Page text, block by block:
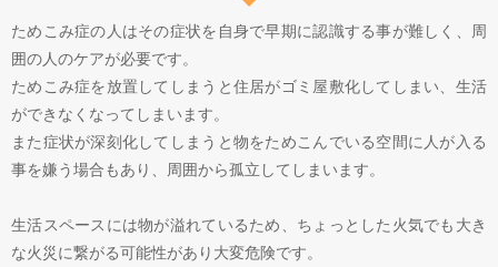
ためこみ症の人はその症状を自身で早期に認識する事が難しく、周
囲の人のケアが必要です。
ためこみ症を放置してしまうと住居がゴミ屋敷化してしまい、生活
ができなくなってしまいます。
また症状が深刻化してしまうと物をためこんでいる空間に人が入る
事を嫌う場合もあり、周囲から孤立してしまいます。
生活スペースには物が溢れているため、ちょっとした火気でも大き
な火災に繋がる可能性があり大変危険です。